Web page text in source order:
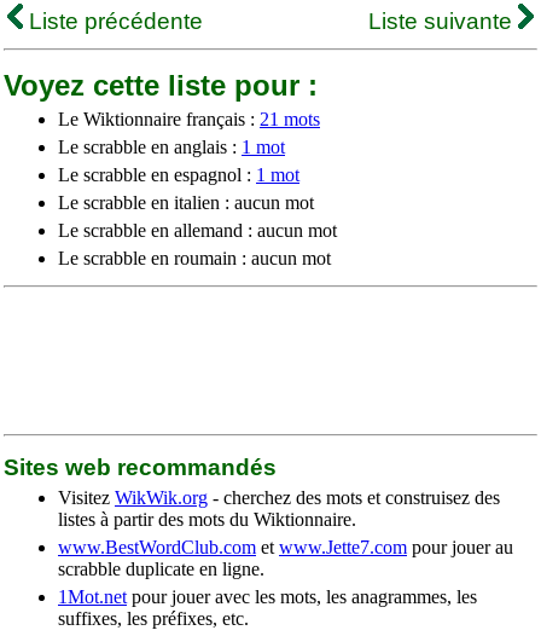
Liste précédente
Liste suivante
Voyez cette liste pour :
Le Wiktionnaire français : 21 mots
Le scrabble en anglais : 1 mot
Le scrabble en espagnol : 1 mot
Le scrabble en italien : aucun mot
Le scrabble en allemand : aucun mot
Le scrabble en roumain : aucun mot
Sites web recommandés
Visitez WikWik.org - cherchez des mots et construisez des
listes à partir des mots du Wiktionnaire.
www.BestWordClub.com et www.Jette7.com pour jouer au
scrabble duplicate en ligne.
1Mot.net pour jouer avec les mots, les anagrammes, les
suffixes, les préfixes, etc.